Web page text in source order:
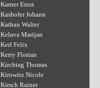
Karner Ernst
Kashofer Johann
Kathan Walter
Kelava Marijan
Kerl Felix
Kerry Florian
Kirchtag Thomas
Kirowitz Nicole
Kirsch Rainer